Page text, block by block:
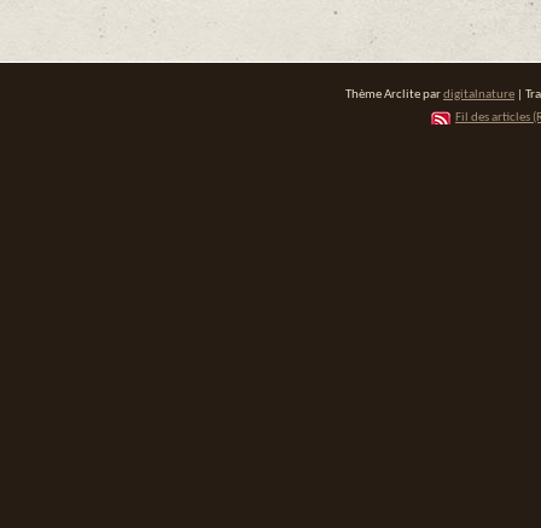
Thème Arclite pardigitalnature |
Fil des articles